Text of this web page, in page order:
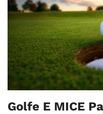
Golfe E MICE